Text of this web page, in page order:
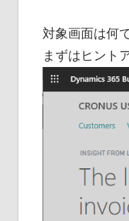
対象画面は何
まずはヒント